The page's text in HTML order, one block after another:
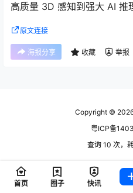
高质量 3D 感知到强大 AI 推
原文连接
海报分享 收藏 举报
Copyright ©
粤ICP备
查询 10 次，
首页 圈子 快讯